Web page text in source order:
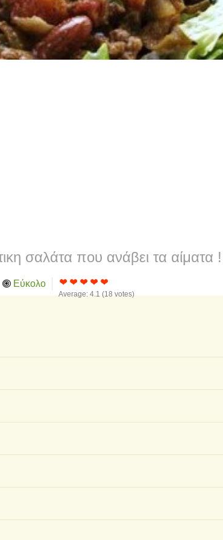
σαλάτα που ανάβει τα αίματα !
Εύκολο
Average:4.1 (18votes)